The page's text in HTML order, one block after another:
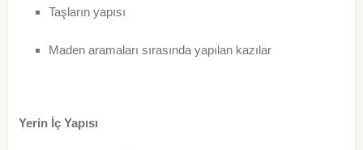
Taşların yapısı
Maden aramaları sırasında yapılan kazılar
Yerin İç Yapısı